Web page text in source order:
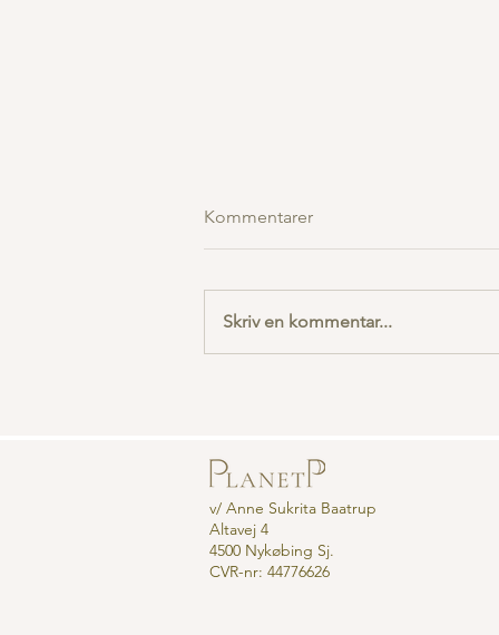
Pluto Retrograd 💫
Kommentarer
Skriv en kommentar...
v/ Anne Sukrita Baatrup
Altavej 4
4500 Nykøbing Sj.
CVR-nr: 44776626